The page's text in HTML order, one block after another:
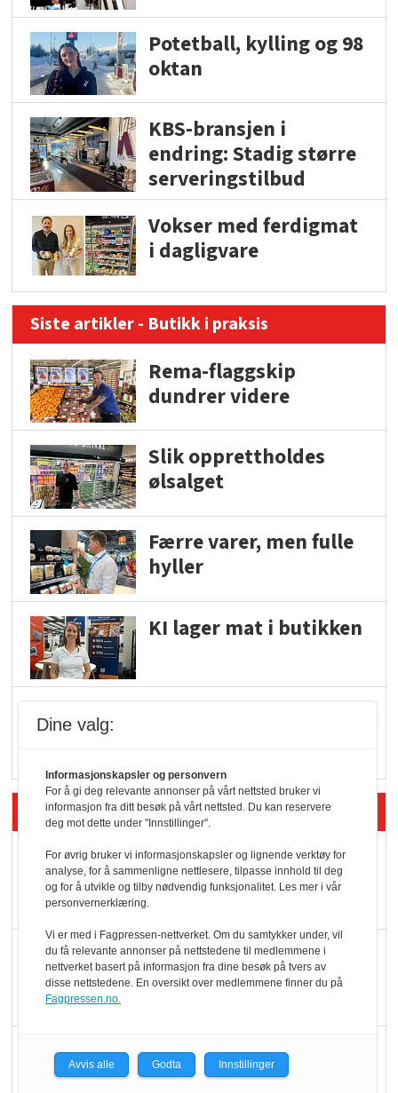
Potetball, kylling og 98
oktan
KBS-bransjen i
endring: Stadig større
serveringstilbud
Vokser med ferdigmat
i dagligvare
Siste artikler - Butikk i praksis
Rema-flaggskip
dundrer videre
Slik opprettholdes
ølsalget
Færre varer, men fulle
hyller
KI lager mat i butikken
Siste artikler - Økologisk
Kolonihagens norske
yoghurt: Trues av
melkemangel
Marit Kolby vant
Økologisk Norge sin
Blir enklere å velge
økologisk i butikkhylla
Dine valg:
Informasjonskapsler og personvern
For å gi deg relevante annonser på vårt nettsted bruker vi
informasjon fra ditt besøk på vårt nettsted. Du kan reservere
deg mot dette under "Innstillinger".
For øvrig bruker vi informasjonskapsler og lignende verktøy for
analyse, for å sammenligne nettlesere, tilpasse innhold til deg
og for å utvikle og tilby nødvendig funksjonalitet. Les mer i vår
personvernerklæring.
Vi er med i Fagpressen-nettverket. Om du samtykker under, vil
du få relevante annonser på nettstedene til medlemmene i
nettverket basert på informasjon fra dine besøk på tvers av
disse nettstedene. En oversikt over medlemmene finner du på
Fagpressen.no.
Avvis alle Godta Innstillinger